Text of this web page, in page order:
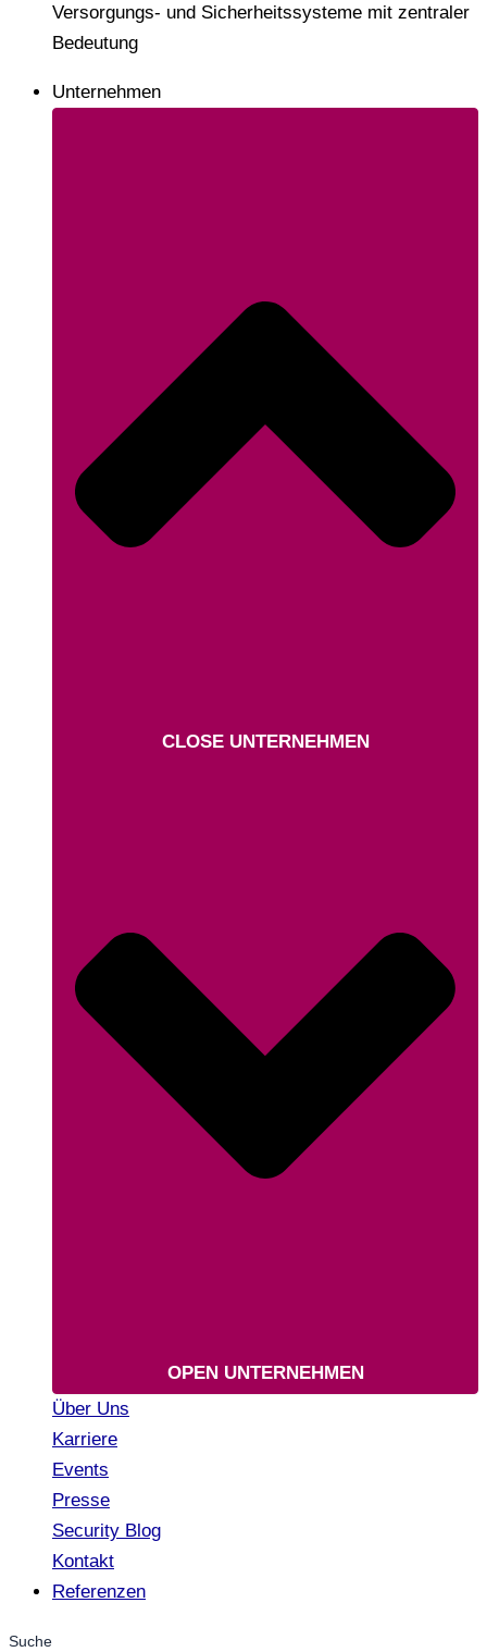
Versorgungs- und Sicherheitssysteme mit zentraler
Bedeutung
Unternehmen
CLOSE UNTERNEHMEN
OPEN UNTERNEHMEN
Über Uns
Karriere
Events
Presse
Security Blog
Kontakt
Referenzen
Suche